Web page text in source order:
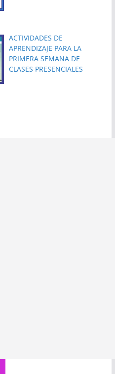
ACTIVIDADES DE
APRENDIZAJE PARA LA
PRIMERA SEMANA DE
CLASES PRESENCIALES